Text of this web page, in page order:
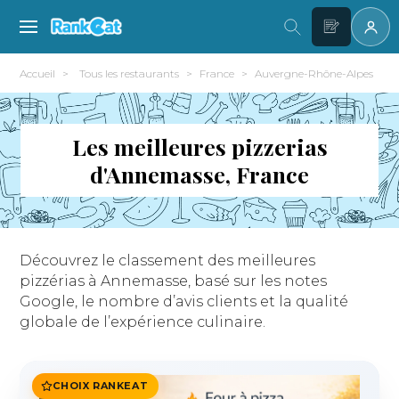
Accueil Tous les restaurants France Auvergne-Rhône-Alpes
Les meilleures pizzerias
d'Annemasse, France
Découvrez le classement des meilleures
pizzérias à Annemasse, basé sur les notes
Google, le nombre d’avis clients et la qualité
globale de l’expérience culinaire.
CHOIX RANKEAT